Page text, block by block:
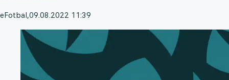
eFotbal,09.08.2022 11:39